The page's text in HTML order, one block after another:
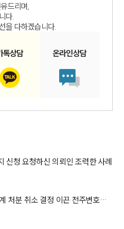
드리며,
다.
을 다하겠습니다.
톡상담 온라인상담
신청 요청하신 의뢰인 조력한 사례
전주학폭변호사 | 학교폭력 징계 처분 취소 결정 이끈 전주변호사 사례